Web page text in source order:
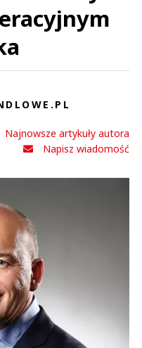
Najnowsze artykuły autora
Napisz wiadomość